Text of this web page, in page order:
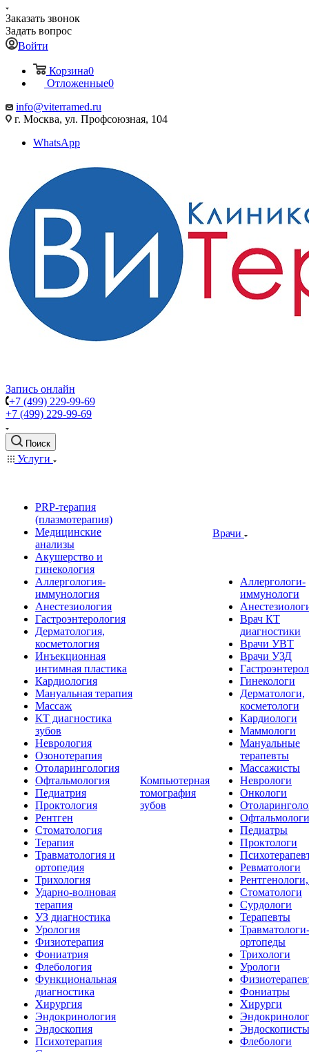
Заказать звонок
Задать вопрос
Войти
Корзина0
Отложенные0
info@viterramed.ru
г. Москва, ул. Профсоюзная, 104
WhatsApp
Запись онлайн
+7 (499) 229-99-69
+7 (499) 229-99-69
Поиск
Услуги
PRP-терапия
(плазмотерапия)
Медицинские
анализы
Акушерство и
гинекология
Аллергология-
иммунология
Анестезиология
Гастроэнтерология
Дерматология,
косметология
Инъекционная
интимная пластика
Кардиология
Мануальная терапия
Массаж
КТ диагностика
зубов
Неврология
Озонотерапия
Отоларингология
Офтальмология
Педиатрия
Проктология
Рентген
Стоматология
Терапия
Травматология и
ортопедия
Трихология
Ударно-волновая
терапия
УЗ диагностика
Урология
Физиотерапия
Фониатрия
Флебология
Функциональная
диагностика
Хирургия
Эндокринология
Эндоскопия
Психотерапия
Компьютерная
томография
зубов
Врачи
Аллергологи-
иммунологи
Врач КТ
диагностики
Врачи УВТ
Врачи УЗД
Гинекологи
Дерматологи,
косметологи
Кардиологи
Маммологи
Мануальные
терапевты
Массажисты
Неврологи
Онкологи
Офтальмологи
Педиатры
Проктологи
Ревматологи
Стоматологи
Сурдологи
Терапевты
Травматологи-
ортопеды
Трихологи
Урологи
Фониатры
Хирурги
Эндоскописты
Флебологи